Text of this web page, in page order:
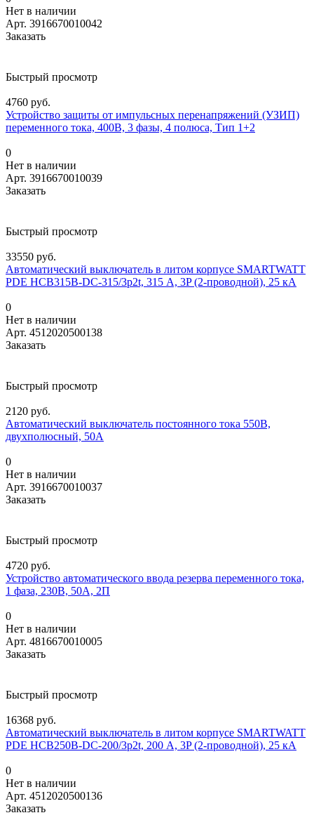
Нет в наличии
Арт. 3916670010042
Заказать
Быстрый просмотр
4760 руб.
Устройство защиты от импульсных перенапряжений (УЗИП)
переменного тока, 400В, 3 фазы, 4 полюса, Тип 1+2
0
Нет в наличии
Арт. 3916670010039
Заказать
Быстрый просмотр
33550 руб.
Автоматический выключатель в литом корпусе SMARTWATT
PDE HCB315B-DC-315/3p2t, 315 А, 3P (2-проводной), 25 кА
0
Нет в наличии
Арт. 4512020500138
Заказать
Быстрый просмотр
2120 руб.
Автоматический выключатель постоянного тока 550В,
двухполюсный, 50А
0
Нет в наличии
Арт. 3916670010037
Заказать
Быстрый просмотр
4720 руб.
Устройство автоматического ввода резерва переменного тока,
1 фаза, 230В, 50А, 2П
0
Нет в наличии
Арт. 4816670010005
Заказать
Быстрый просмотр
16368 руб.
Автоматический выключатель в литом корпусе SMARTWATT
PDE HCB250B-DC-200/3p2t, 200 А, 3P (2-проводной), 25 кА
0
Нет в наличии
Арт. 4512020500136
Заказать